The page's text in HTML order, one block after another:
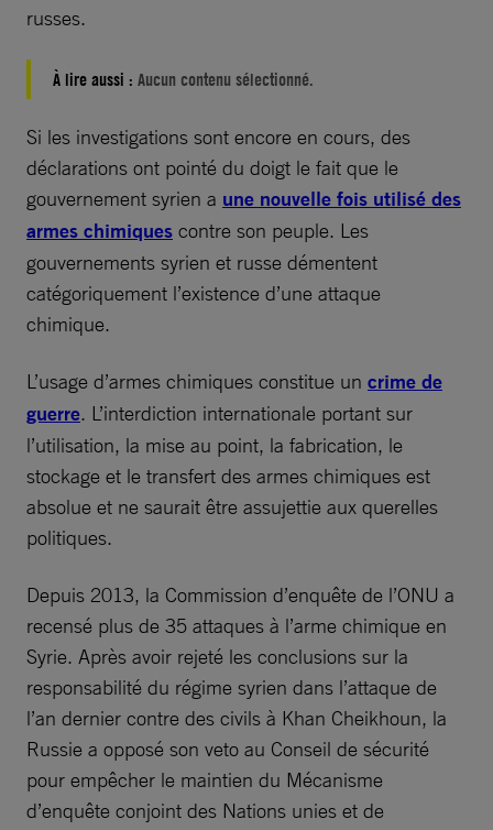
russes.
À lire aussi : Aucun contenu sélectionné.
Si les investigations sont encore en cours, des
déclarations ont pointé du doigt le fait que le
gouvernement syrien a une nouvelle fois utilisé des
armes chimiques contre son peuple. Les
gouvernements syrien et russe démentent
catégoriquement l’existence d’une attaque
chimique.
L’usage d’armes chimiques constitue un crime de
guerre. L’interdiction internationale portant sur
l’utilisation, la mise au point, la fabrication, le
stockage et le transfert des armes chimiques est
absolue et ne saurait être assujettie aux querelles
politiques.
Depuis 2013, la Commission d’enquête de l’ONU a
recensé plus de 35 attaques à l’arme chimique en
Syrie. Après avoir rejeté les conclusions sur la
responsabilité du régime syrien dans l’attaque de
l’an dernier contre des civils à Khan Cheikhoun, la
Russie a opposé son veto au Conseil de sécurité
pour empêcher le maintien du Mécanisme
d’enquête conjoint des Nations unies et de